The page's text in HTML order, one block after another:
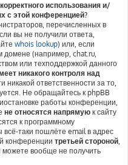
использования и/
с этой конференцией?
перечисленных в
вы не получили ответа,
whois lookup) или, если
домене (например, chat.ru,
или техподдержкой данного
никакого контроля над
никакой ответственности за то,
Не обращайтесь к phpBB
работы конференции,
не относятся напрямую к сайту
к программному
таки пошлёте email в адрес
конференции третьей стороной,
вообще не получить